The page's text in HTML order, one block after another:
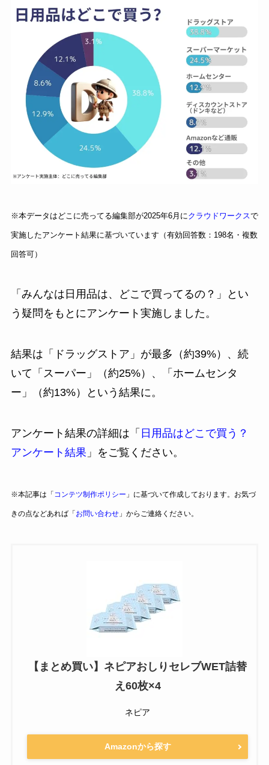
※本データはどこに売ってる編集部が2025年6月にクラウドワークスで
実施したアンケート結果に基づいています（有効回答数：198名・複数
回答可）
「みんなは日用品は、どこで買ってるの？」とい
う疑問をもとにアンケート実施しました。
結果は「ドラッグストア」が最多（約39%）、続
いて「スーパー」（約25%）、「ホームセンタ
ー」（約13%）という結果に。
アンケート結果の詳細は「 日用品はどこで買う？
アンケート結果 」をご覧ください。
※本記事は「 コンテツ制作ポリシー 」に基づいて作成しております。お気づ
きの点などあれば「お問い合わせ」からご連絡ください。
【まとめ買い】ネピアおしりセレブWET詰替
え60枚×4
ネピア
Amazonから探す